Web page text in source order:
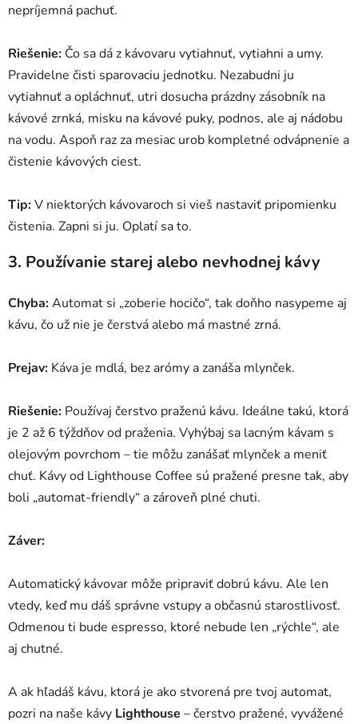
nepríjemná pachuť.
Riešenie: Čo sa dá z kávovaru vytiahnuť, vytiahni a umy.
Pravidelne čisti sparovaciu jednotku. Nezabudni ju
vytiahnuť a opláchnuť, utri dosucha prázdny zásobník na
kávové zrnká, misku na kávové puky, podnos, ale aj nádobu
na vodu. Aspoň raz za mesiac urob kompletné odvápnenie a
čistenie kávových ciest.
Tip:V niektorých kávovaroch si vieš nastaviť pripomienku
čistenia. Zapni si ju. Oplatí sa to.
3. Používanie starej alebo nevhodnej kávy
Chyba:Automat si „zoberie hocičo“, tak doňho nasypeme aj
kávu, čo už nie je čerstvá alebo má mastné zrná.
Prejav: Káva je mdlá, bez arómy a zanáša mlynček.
Riešenie: Používaj čerstvo praženú kávu. Ideálne takú, ktorá
je 2 až 6 týždňov od praženia. Vyhýbaj sa lacným kávam s
olejovým povrchom – tie môžu zanášať mlynček a meniť
chuť. Kávy od Lighthouse Coffee sú pražené presne tak, aby
boli „automat-friendly“ a zároveň plné chuti.
Záver:
Automatický kávovar môže pripraviť dobrú kávu. Ale len
vtedy, keď mu dáš správne vstupy a občasnú starostlivosť.
Odmenou ti bude espresso, ktoré nebude len „rýchle“, ale
aj chutné.
A ak hľadáš kávu, ktorá je ako stvorená pre tvoj automat,
pozri na naše kávy Lighthouse – čerstvo pražené, vyvážené